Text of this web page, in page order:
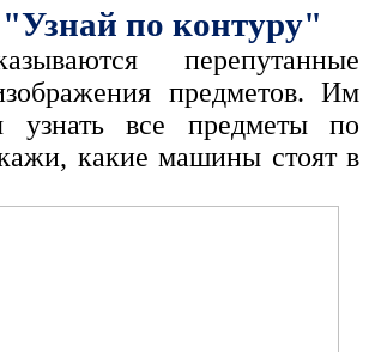
по контуру"
перепутанные
предметов. Им
узнать все предметы по
какие машины стоят в